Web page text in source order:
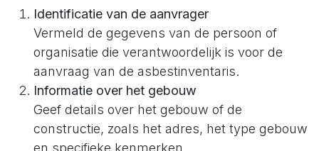
Identificatie van de aanvrager
Vermeld de gegevens van de persoon of
organisatie die verantwoordelijk is voor de
aanvraag van de asbestinventaris.
Informatie over het gebouw
Geef details over het gebouw of de
constructie, zoals het adres, het type gebouw
en specifieke kenmerken.